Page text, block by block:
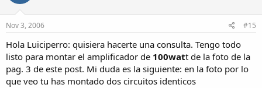
Nov 3, 2006 #15
Hola Luiciperro: quisiera hacerte una consulta. Tengo todo
listo para montar el amplificador de 100watt de la foto de la
pag. 3 de este post. Mi duda es la siguiente: en la foto por lo
que veo tu has montado dos circuitos identicos